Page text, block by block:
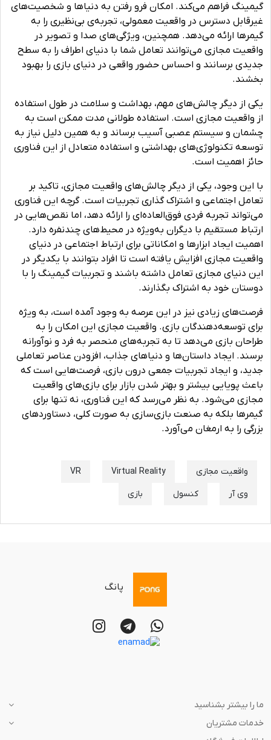
گیمینگ فراهم می‌کند. امکان فرو رفتن به دنیاها و شخصیت‌های
غیرقابل دسترس در واقعیت معمولی، تجربه‌ی بی‌نظیری را به
گیمرها ارائه می‌دهد. همچنین، ویژگی‌های صدا و تصویر در
واقعیت مجازی می‌توانند تعامل شما با دنیای اطراف را به سطح
جدیدی برسانند و احساس حضور واقعی در دنیای بازی را بهبود
بخشند.
یکی از دیگر چالش‌های مهم، بهداشت و سلامت در طول استفاده
از واقعیت مجازی است. استفاده طولانی مدت ممکن است به
چشمان و سیستم عصبی آسیب برساند و به همین دلیل نیاز به
توسعه تکنولوژی‌های بهداشتی و استفاده متعادل از این فناوری
حائز اهمیت است.
با این وجود، یکی از دیگر چالش‌های واقعیت مجازی، تاکید بر
تعامل اجتماعی و اشتراک گذاری تجربیات است. گرچه این فناوری
می‌تواند تجربه فردی فوق‌العاده‌ای را ارائه دهد، اما نقص‌هایی در
ارتباط مستقیم با دیگران به‌ویژه در محیط‌های چندنفره دارد.
اهمیت ایجاد ابزارها و امکاناتی برای ارتباط اجتماعی در دنیای
واقعیت مجازی افزایش یافته است تا افراد بتوانند با یکدیگر در
این دنیای مجازی تعامل داشته باشند و تجربیات گیمینگ را با
دوستان خود به اشتراک بگذارند.
فرصت‌های زیادی نیز در این عرصه به وجود آمده است، به ویژه
برای توسعه‌دهندگان بازی. واقعیت مجازی این امکان را به
طراحان بازی می‌دهد تا به تجربه‌های منحصر به فرد و نوآورانه
برسند. ایجاد داستان‌ها و دنیاهای جذاب، افزودن عناصر تعاملی
جدید، و ایجاد تجربیات جمعی درون بازی، فرصت‌هایی است که
باعث پویایی بیشتر و بهتر شدن بازار برای بازی‌های واقعیت
مجازی می‌شود. به نظر می‌رسد که این فناوری، نه تنها برای
گیمرها بلکه به صنعت بازی‌سازی به صورت کلی، دستاوردهای
بزرگی را به ارمغان می‌آورد.
واقعیت مجازی Virtual Reality
VR
وی آر
کنسول بازی
پانگ
ما را بیشتر بشناسید
خدمات مشتریان